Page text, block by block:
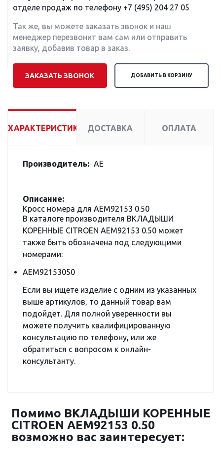
отделе продаж по телефону +7 (495) 204 27 05
Так же, вы можете заказать звонок и наш
менеджер перезвонит вам сам или отправить
заявку, добавив товар в заказ.
ЗАКАЗАТЬ ЗВОНОК ДОБАВИТЬ В КОРЗИНУ
ХАРАКТЕРИСТИКИ ДОСТАВКА ОПЛАТА
Производитель: AE
Описание:
Кросс номера для AEM92153 0.50
В каталоге производителя ВКЛАДЫШИ
КОРЕННЫЕ CITROEN AEM92153 0.50 может
также быть обозначена под следующими
номерами:
AEM92153050
Если вы ищете изделие с одним из указанных
выше артикулов, то данный товар вам
подойдет. Для полной уверенности вы
можете получить квалифицированную
консультацию по телефону, или же
обратиться с вопросом к онлайн-
консультанту.
Помимо ВКЛАДЫШИ КОРЕННЫЕ
CITROEN AEM92153 0.50
возможно вас заинтересует: